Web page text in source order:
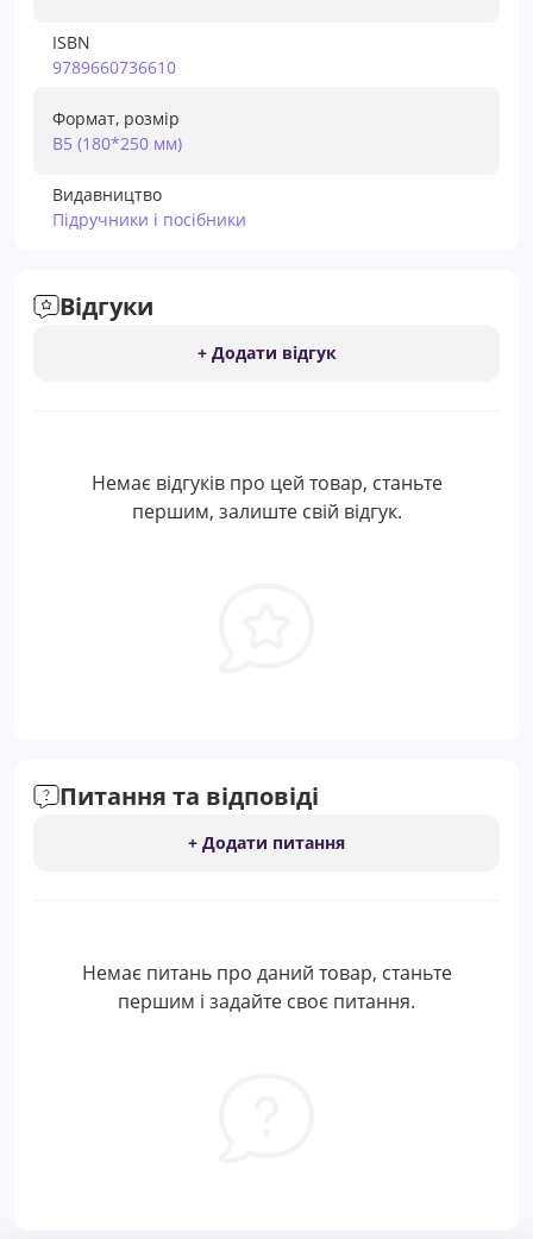
ISBN
9789660736610
Формат, розмір
В5 (180*250 мм)
Видавництво
Підручники і посібники
Відгуки
+ Додати відгук
Немає відгуків про цей товар, станьте
першим, залиште свій відгук.
Питання та відповіді
+ Додати питання
Немає питань про даний товар, станьте
першим і задайте своє питання.